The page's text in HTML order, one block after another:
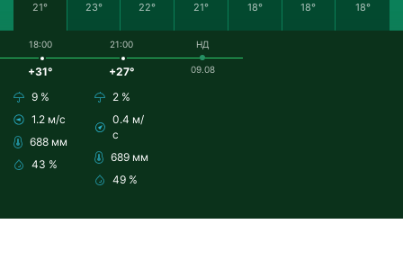
21° 23° 22° 21° 18° 18° 18°
18:00
+31°
9 %
1.2 м/с
688 мм
43 %
21:00
+27°
2 %
0.4 м/
с
689 мм
49 %
НД
09.08